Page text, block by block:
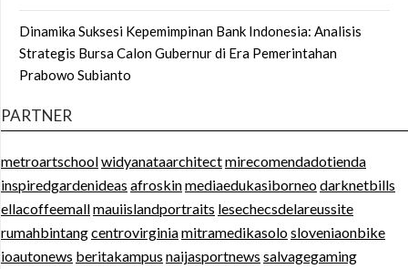
Dinamika Suksesi Kepemimpinan Bank Indonesia: Analisis
Strategis Bursa Calon Gubernur di Era Pemerintahan
Prabowo Subianto
PARTNER
metroartschoolwidyanataarchitectmirecomendadotienda
inspiredgardenideas afroskinmediaedukasiborneodarknetbills
ellacoffeemallmauiislandportraits lesechecsdelareussite
rumahbintangcentrovirginiamitramedikasolosloveniaonbike
ioautonews beritakampus naijasportnews salvagegaming